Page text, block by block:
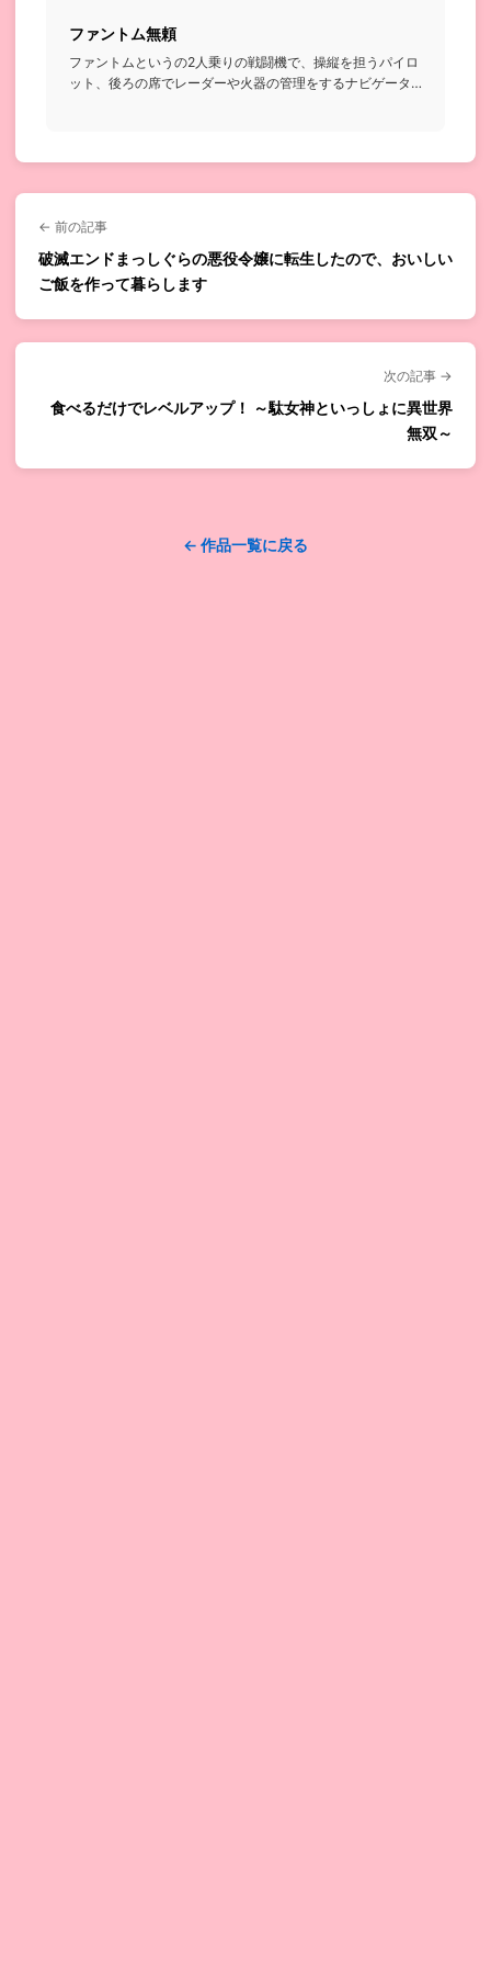
ファントム無頼
ファントムというの2人乗りの戦闘機で、操縦を担うパイロ
ット、後ろの席でレーダーや火器の管理をするナビゲータ
← 前の記事
破滅エンドまっしぐらの悪役令嬢に転生したので、おいしい
ご飯を作って暮らします
次の記事 →
食べるだけでレベルアップ！ ～駄女神といっしょに異世界
無双～
← 作品一覧に戻る